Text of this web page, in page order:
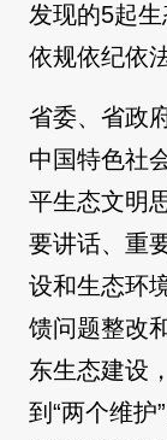
发现的5起
依规依纪依
省委、省政
中国特色社
平生态文明
要讲话、重
设和生态环
馈问题整改
东生态建设
到“两个维护